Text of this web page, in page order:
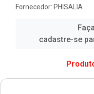
Fornecedor: PHISALIA
cadastre-se